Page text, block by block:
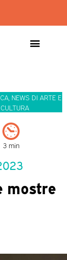
, NEWS DI ARTE E
CULTURA
3 min
mostre